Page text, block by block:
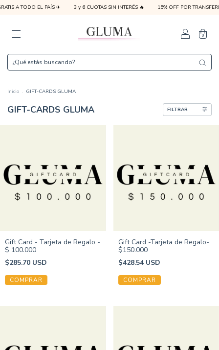
EL PAÍS ✈️ 3 y 6 CUOTAS SIN INTERÉS 🔥 15% OFF POR TRANSFERENCIA ❤️
0
Inicio . GIFT-CARDS GLUMA
GIFT-CARDS GLUMA FILTRAR
Gift Card - Tarjeta de Regalo -
$ 100.000
$285.70 USD
COMPRAR
Gift Card -Tarjeta de Regalo-
$150.000
$428.54 USD